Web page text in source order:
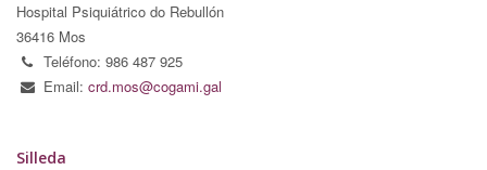
Hospital Psiquiátrico do Rebullón
36416 Mos
Teléfono: 986 487 925
Email: crd.mos@cogami.gal
Silleda